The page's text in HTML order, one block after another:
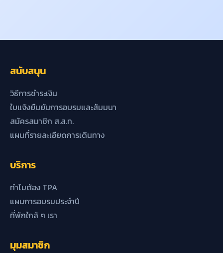
สนับสนุน
วิธีการชำระเงิน
ใบแจ้งยืนยันการอบรมและสัมมนา
สมัครสมาชิก ส.ส.ท.
แผนที่รายละเอียดการเดินทาง
บริการ
ทำไมต้อง TPA
แผนการอบรมประจำปี
ที่พักใกล้ ๆ เรา
มุมสมาชิก